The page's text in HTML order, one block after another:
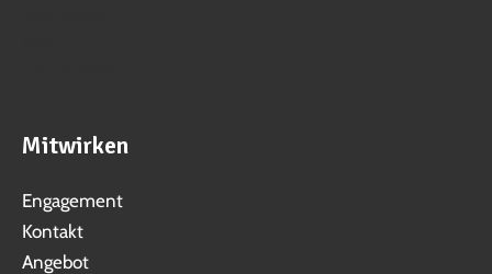
Mitwirken
Engagement
Kontakt
Angebot